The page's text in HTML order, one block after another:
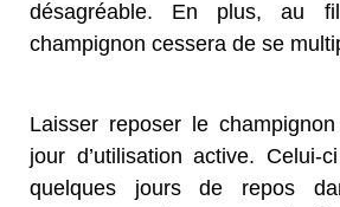
désagréable. En plus, au
champignon cessera de se
Laisser reposer le
jour d’utilisation active. Celui-
quelques jours de repos